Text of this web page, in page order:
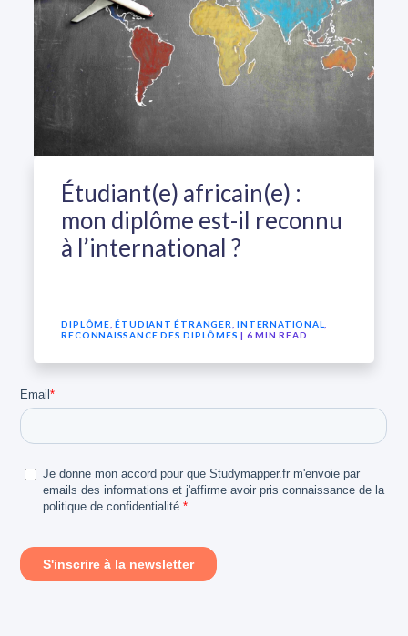
Étudiant(e) africain(e) :
mon diplôme est-il reconnu
à l’international ?
DIPLÔME ,ÉTUDIANT ÉTRANGER ,INTERNATIONAL
RECONNAISSANCE DES DIPLÔMES | 6 MIN READ